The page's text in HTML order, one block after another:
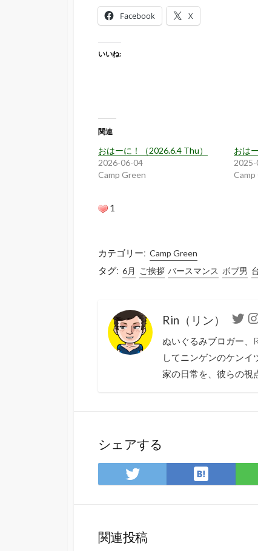
Facebook X
いいね:
関連
おはーに！（2026.6.4 Thu）
2026-06-04
Camp Green
おは
Camp
1
カテゴリー: Camp Green
タグ: 6月 ご挨拶 バースマンス ボブ男
Rin（リン）
ぬいぐるみブロガー、
してニンゲンのケン
家の日常を、彼らの視
シェアする
Twitter
で
ア
は
て
関連投稿